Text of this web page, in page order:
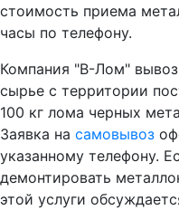
стоимость приема
часы по телефону.
Компания "В-Лом"
сырье с территории
100 кг лома черных
Заявка на самовывоз
указанному телефону.
демонтировать
этой услуги